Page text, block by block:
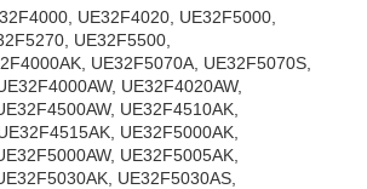
UE32F4020, UE32F5000,
UE32F5500,
UE32F5070A, UE32F5070S,
UE32F4020AW,
UE32F4510AK,
UE32F5000AK,
UE32F5005AK,
UE32F5030AS,